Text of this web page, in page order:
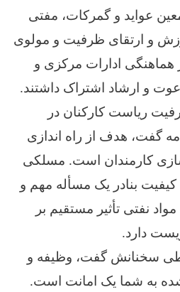
عواید و گمرکات، مفتی
و ارتقای ظرفیت و مولوی
ادارات مرکزی و
و ارشاد اشتراک داشتند.
ریاست کارکنان در
گفت، هدف از راه اندازی
کارمندان است. مسلکی
بنادر یک مسأله مهم و
نفتی تأثیر مستقیم بر
دارد.
طی سخنانش گفت، وظیفه و
به شما یک امانت است.